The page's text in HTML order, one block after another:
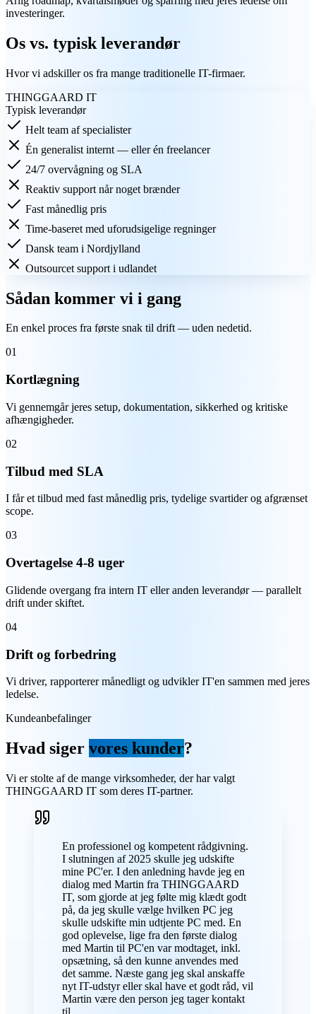
investeringer.
Os vs. typisk leverandør
Hvor vi adskiller os fra mange traditionelle IT-firmaer.
THINGGAARD IT
Typisk leverandør
Helt team af specialister
Én generalist internt — eller én freelancer
24/7 overvågning og SLA
Reaktiv support når noget brænder
Fast månedlig pris
Time-baseret med uforudsigelige regninger
Dansk team i Nordjylland
Outsourcet support i udlandet
Sådan kommer vi i gang
En enkel proces fra første snak til drift — uden nedetid.
01
Kortlægning
Vi gennemgår jeres setup, dokumentation, sikkerhed og kritiske
afhængigheder.
02
Tilbud med SLA
I får et tilbud med fast månedlig pris, tydelige svartider og afgrænset
scope.
03
Overtagelse 4-8 uger
Glidende overgang fra intern IT eller anden leverandør — parallelt
drift under skiftet.
04
Drift og forbedring
Vi driver, rapporterer månedligt og udvikler IT'en sammen med jeres
ledelse.
Kundeanbefalinger
Hvad siger vores kunder?
Vi er stolte af de mange virksomheder, der har valgt
THINGGAARD IT som deres IT-partner.
En professionel og kompetent rådgivning.
I slutningen af 2025 skulle jeg udskifte
mine PC'er. I den anledning havde jeg en
dialog med Martin fra THINGGAARD
IT, som gjorde at jeg følte mig klædt godt
på, da jeg skulle vælge hvilken PC jeg
skulle udskifte min udtjente PC med. En
god oplevelse, lige fra den første dialog
med Martin til PC'en var modtaget, inkl.
opsætning, så den kunne anvendes med
det samme. Næste gang jeg skal anskaffe
nyt IT-udstyr eller skal have et godt råd, vil
Martin være den person jeg tager kontakt
til.